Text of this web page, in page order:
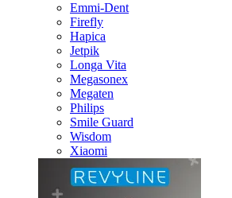
Emmi-Dent
Firefly
Hapica
Jetpik
Longa Vita
Megasonex
Megaten
Philips
Smile Guard
Wisdom
Xiaomi